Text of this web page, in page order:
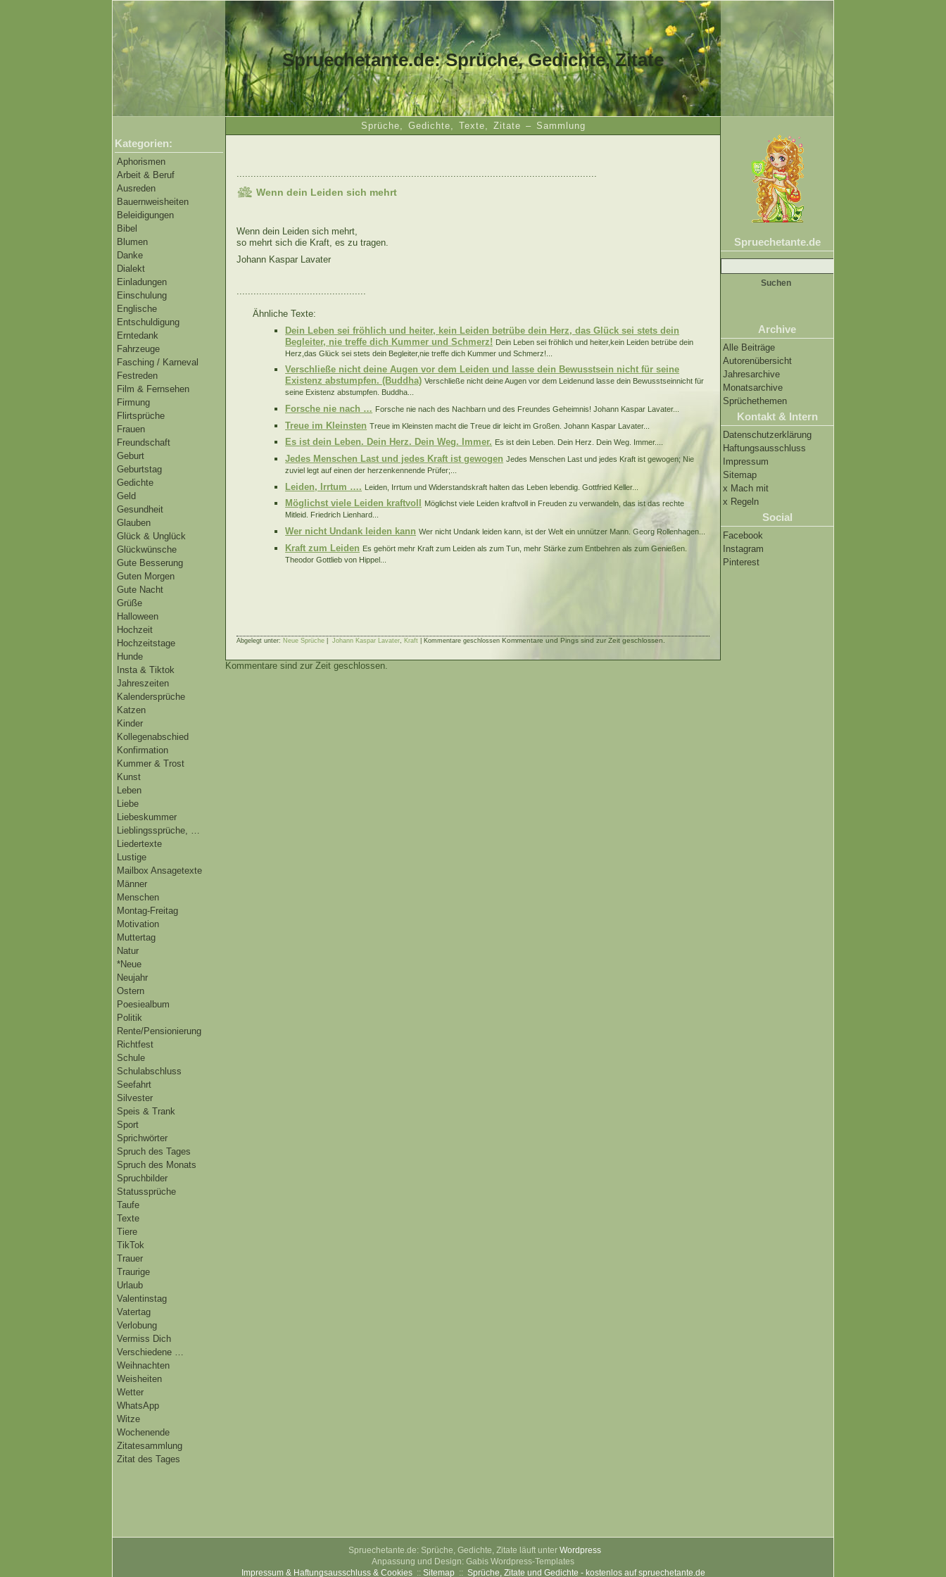
Spruechetante.de: Sprüche, Gedichte, Zitate
Sprüche, Gedichte, Texte, Zitate – Sammlung
Kategorien:
Aphorismen
Arbeit & Beruf
Ausreden
Bauernweisheiten
Beleidigungen
Bibel
Blumen
Danke
Dialekt
Einladungen
Einschulung
Englische
Entschuldigung
Erntedank
Fahrzeuge
Fasching / Karneval
Festreden
Film & Fernsehen
Firmung
Flirtsprüche
Frauen
Freundschaft
Geburt
Geburtstag
Gedichte
Geld
Gesundheit
Glauben
Glück & Unglück
Glückwünsche
Gute Besserung
Guten Morgen
Gute Nacht
Grüße
Halloween
Hochzeit
Hochzeitstage
Hunde
Insta & Tiktok
Jahreszeiten
Kalendersprüche
Katzen
Kinder
Kollegenabschied
Konfirmation
Kummer & Trost
Kunst
Leben
Liebe
Liebeskummer
Lieblingssprüche, …
Liedertexte
Lustige
Mailbox Ansagetexte
Männer
Menschen
Montag-Freitag
Motivation
Muttertag
Natur
*Neue
Neujahr
Ostern
Poesiealbum
Politik
Rente/Pensionierung
Richtfest
Schule
Schulabschluss
Seefahrt
Silvester
Speis & Trank
Sport
Sprichwörter
Spruch des Tages
Spruch des Monats
Spruchbilder
Statussprüche
Taufe
Texte
Tiere
TikTok
Trauer
Traurige
Urlaub
Valentinstag
Vatertag
Verlobung
Vermiss Dich
Verschiedene …
Weihnachten
Weisheiten
Wetter
WhatsApp
Witze
Wochenende
Zitatesammlung
Zitat des Tages
Spruechetante.de
Suche
nach:
Archive
Alle Beiträge
Autorenübersicht
Jahresarchive
Monatsarchive
Sprüchethemen
Kontakt & Intern
Datenschutzerklärung
Haftungsausschluss
Impressum
Sitemap
x Mach mit
x Regeln
Social
Facebook
Instagram
Pinterest
................................................................................................................................
Wenn dein Leiden sich mehrt
Wenn dein Leiden sich mehrt,
so mehrt sich die Kraft, es zu tragen.
Johann Kaspar Lavater
Ähnliche Texte:
Dein Leben sei fröhlich und heiter, kein Leiden betrübe dein Herz, das Glück sei stets dein
Begleiter, nie treffe dich Kummer und Schmerz! Dein Leben sei fröhlich und heiter,kein Leiden betrübe dein
Herz,das Glück sei stets dein Begleiter,nie treffe dich Kummer und Schmerz!...
Verschließe nicht deine Augen vor dem Leiden und lasse dein Bewusstsein nicht für seine
Existenz abstumpfen. (Buddha) Verschließe nicht deine Augen vor dem Leidenund lasse dein Bewusstseinnicht für
seine Existenz abstumpfen. Buddha...
Forsche nie nach … Forsche nie nach des Nachbarn und des Freundes Geheimnis! Johann Kaspar Lavater...
Treue im Kleinsten Treue im Kleinsten macht die Treue dir leicht im Großen. Johann Kaspar Lavater...
Es ist dein Leben. Dein Herz. Dein Weg. Immer. Es ist dein Leben. Dein Herz. Dein Weg. Immer....
Jedes Menschen Last und jedes Kraft ist gewogen Jedes Menschen Last und jedes Kraft ist gewogen; Nie
zuviel legt auf einen der herzenkennende Prüfer;...
Leiden, Irrtum …. Leiden, Irrtum und Widerstandskraft halten das Leben lebendig. Gottfried Keller...
Möglichst viele Leiden kraftvoll
Möglichst viele Leiden kraftvoll in Freuden zu verwandeln, das ist das rechte
Mitleid. Friedrich Lienhard...
Wer nicht Undank leiden kann Wer nicht Undank leiden kann, ist der Welt ein unnützer Mann. Georg Rollenhagen...
Kraft zum Leiden Es gehört mehr Kraft zum Leiden als zum Tun, mehr Stärke zum Entbehren als zum Genießen.
Theodor Gottlieb von Hippel...
Abgelegt unter: Neue Sprüche Johann Kaspar Lavater, Kraft Kommentare geschlossen Kommentare und Pings sind zur Zeit geschlossen.
Kommentare sind zur Zeit geschlossen.
Spruechetante.de: Sprüche, Gedichte, Zitate läuft unter Wordpress
Anpassung und Design: Gabis Wordpress-Templates
Impressum & Haftungsausschluss & Cookies:: Sitemap :: Sprüche, Zitate und Gedichte - kostenlos auf spruechetante.de